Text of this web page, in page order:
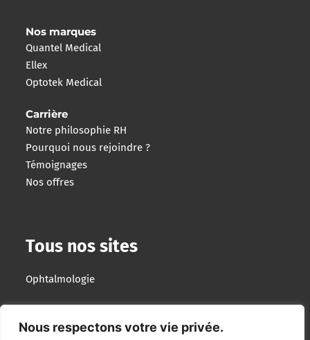
Nous respectons votre vie privée.
Nos marques
Quantel Medical
Ellex
Optotek Medical
Carrière
Notre philosophie RH
Pourquoi nous rejoindre ?
Témoignages
Nos offres
Tous nos sites
Ophtalmologie